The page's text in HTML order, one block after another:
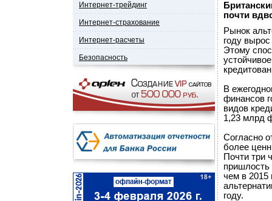
Интернет-трейдинг
Интернет-страхование
Интернет-расчеты
Безопасность
почти
Рынок
году
Этому
В
финансов
видов
1,23 млрд
Согласно
более
Почти три
пришлость
чем в 2015
году.